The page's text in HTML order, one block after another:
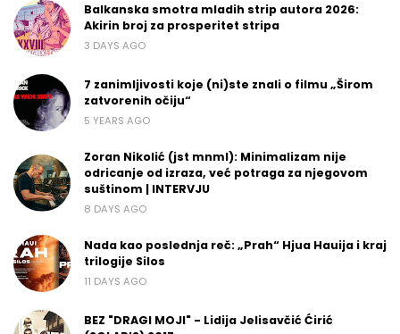
Balkanska smotra mladih strip autora 2026:
Akirin broj za prosperitet stripa
3 DAYS AGO
7 zanimljivosti koje (ni)ste znali o filmu „Širom
zatvorenih očiju“
5 YEARS AGO
Zoran Nikolić (jst mnml): Minimalizam nije
odricanje od izraza, već potraga za njegovom
suštinom | INTERVJU
8 DAYS AGO
Nada kao poslednja reč: „Prah“ Hjua Hauija i kraj
trilogije Silos
11 DAYS AGO
BEZ "DRAGI MOJI" - Lidija Jelisavčić Ćirić